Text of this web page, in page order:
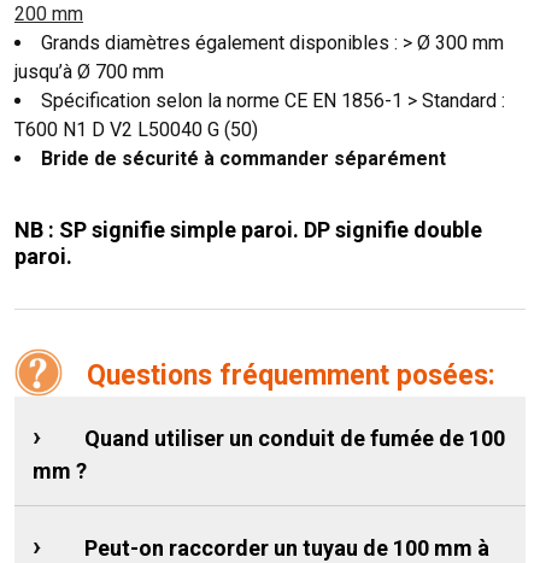
200 mm
Grands diamètres également disponibles : > Ø 300 mm
jusqu’à Ø 700 mm
Spécification selon la norme CE EN 1856-1 > Standard :
T600 N1 D V2 L50040 G (50)
Bride de sécurité à commander séparément
NB : SP signifie simple paroi. DP signifie double
paroi.
Questions fréquemment posées:
Quand utiliser un conduit de fumée de 100
mm ?
Peut-on raccorder un tuyau de 100 mm à